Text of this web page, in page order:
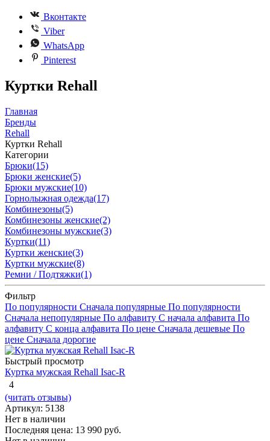
Вконтакте
Viber
WhatsApp
Pinterest
Куртки Rehall
Главная
Бренды
Rehall
Куртки Rehall
Категории
Брюки(15)
Брюки женские(5)
Брюки мужские(10)
Горнолыжная одежда(17)
Комбинезоны(5)
Комбинезоны женские(2)
Комбинезоны мужские(3)
Куртки(11)
Куртки женские(3)
Куртки мужские(8)
Ремни / Подтяжки(1)
Фильтр
По популярности Сначала популярные По популярности
Сначала непопулярные По алфавиту С начала алфавита По
алфавиту С конца алфавита По цене Сначала дешевые По
цене Сначала дорогие
Быстрый просмотр
Куртка мужская Rehall Isac-R
4
(читать отзывы)
Артикул: 5138
Нет в наличии
Последняя цена: 13 990 руб.